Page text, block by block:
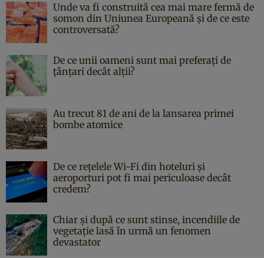
Unde va fi construită cea mai mare fermă de
somon din Uniunea Europeană și de ce este
controversată?
De ce unii oameni sunt mai preferați de
țânțari decât alții?
Au trecut 81 de ani de la lansarea primei
bombe atomice
De ce rețelele Wi-Fi din hoteluri și
aeroporturi pot fi mai periculoase decât
credem?
Chiar și după ce sunt stinse, incendiile de
vegetație lasă în urmă un fenomen
devastator